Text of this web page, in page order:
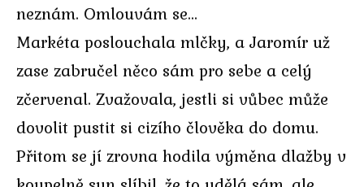
neznám. Omlouvám se…
Markéta poslouchala mlčky, a Jaromír už
zase zabručel něco sám pro sebe a celý
zčervenal. Zvažovala, jestli si vůbec může
dovolit pustit si cizího člověka do domu.
Přitom se jí zrovna hodila výměna dlažby v